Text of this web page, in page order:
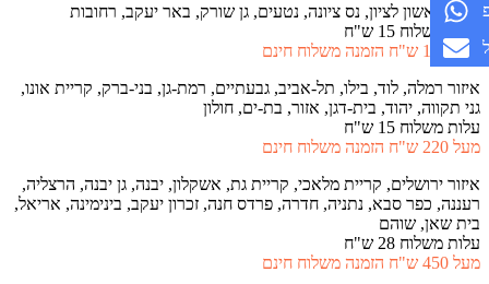
איזור ראשון לציון, נס ציונה, נטעים, גן שורק, באר יעקב, רחובות
עלות משלוח 15 ש"ח
מעל 130 ש"ח הזמנה משלוח חינם
איזור רמלה, לוד, בילו, תל-אביב, גבעתיים, רמת-גן, בני-ברק, קריית אונו,
גני תקווה, יהוד, בית-דגן, אזור, בת-ים, חולון
עלות משלוח 15 ש"ח
מעל 220 ש"ח הזמנה משלוח חינם
איזור ירושלים, קריית מלאכי, קריית גת, אשקלון, יבנה, גן יבנה, הרצליה,
רעננה, כפר סבא, נתניה, חדרה, פרדס חנה, זכרון יעקב, בינימינה, אריאל,
בית שאן, שוהם
עלות משלוח 28 ש"ח
מעל 450 ש"ח הזמנה משלוח חינם